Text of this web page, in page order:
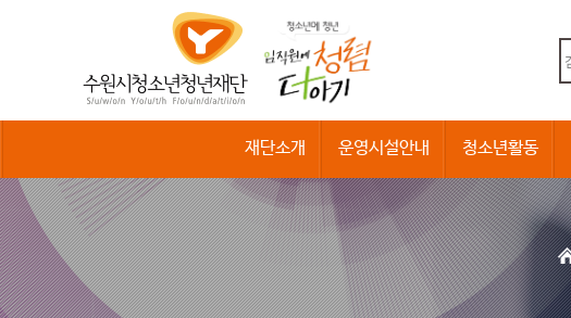
청
소
년
년
재
단
재단소개 운영시설안내 청소년활동